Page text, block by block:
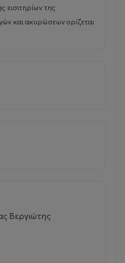
εισιτηρίων της
και ακυρώσεων ορίζεται
Βεργιώτης